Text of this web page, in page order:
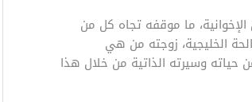
ما موقفه تجاه كل من
الخليجية، زوجته من هي
حياته وسيرته الذاتية من خلال هذا